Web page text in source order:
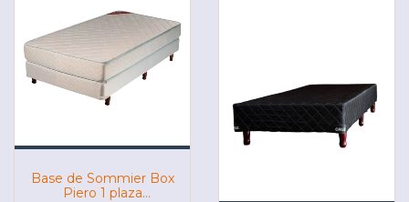
Base de Sommier Box
Piero 1 plaza